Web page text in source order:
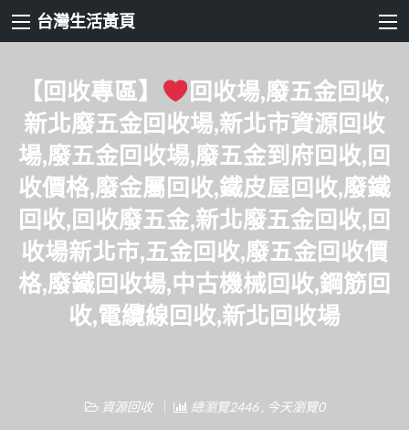
台灣生活黃頁
【回收專區】
回收場,廢五金回收,
新北廢五金回收場,新北市資源回收
場,廢五金回收場,廢五金到府回收,回
收價格,廢金屬回收,鐵皮屋回收,廢鐵
回收,回收廢五金,新北廢五金回收,回
收場新北市,五金回收,廢五金回收價
格,廢鐵回收場,中古機械回收,鋼筋回
收,電纜線回收,新北回收場
資源回收 總瀏覽2446 , 今天瀏覽0